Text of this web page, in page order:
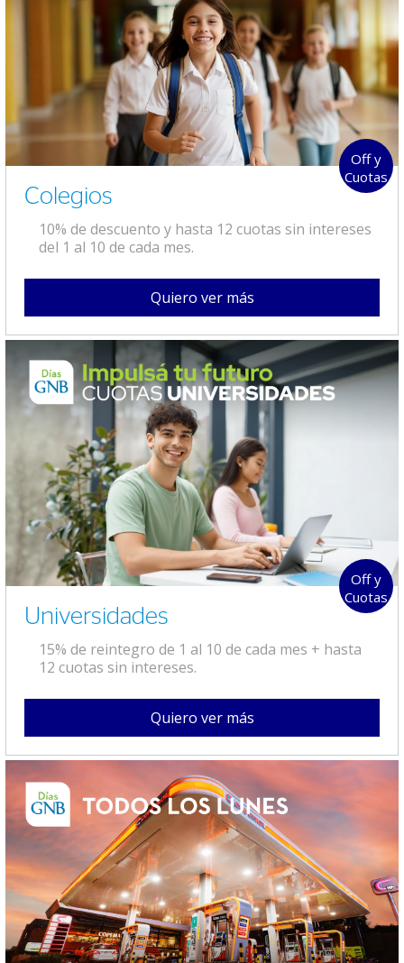
Off y
Cuotas
Colegios
10% de descuento y hasta 12 cuotas sin intereses
del 1 al 10 de cada mes.
Quiero ver más
Off y
Cuotas
Universidades
15% de reintegro de 1 al 10 de cada mes + hasta
12 cuotas sin intereses.
Quiero ver más